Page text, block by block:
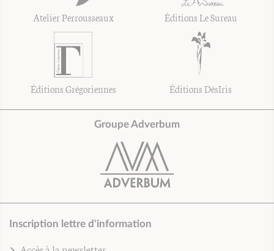
Atelier Perrousseaux Éditions Le Sureau
Éditions Grégoriennes Éditions DésIris
Groupe Adverbum
Inscription lettre d'information